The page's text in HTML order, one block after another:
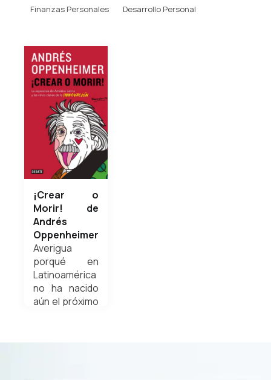
Finanzas Personales Desarrollo Personal
¡Crear o
Morir! de
Andrés
Oppenheimer
Averigua
porqué en
Latinoamérica
no ha nacido
aún el próximo